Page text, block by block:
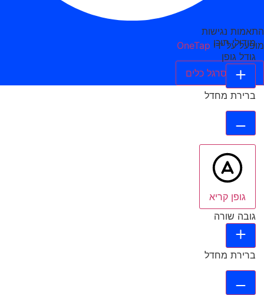
התאמות נגישות
מופעל על ידי OneTap
הסתר סרגל כלים
מודולי תוכן
גודל גופן
ברירת מחדל
גופן קריא
גובה שורה
ברירת מחדל